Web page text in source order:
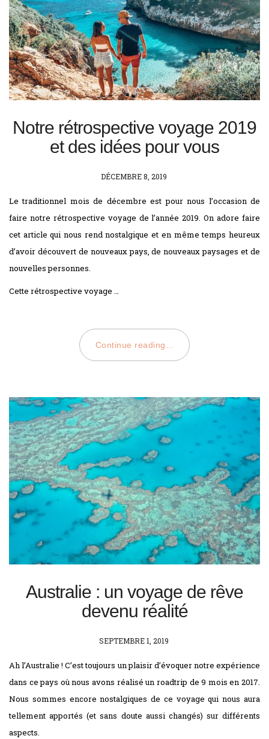
Notre rétrospective voyage 2019
et des idées pour vous
POSTED
DÉCEMBRE 8, 2019
Le traditionnel mois de décembre est pour nous l’occasion de
faire notre rétrospective voyage de l’année 2019. On adore faire
cet article qui nous rend nostalgique et en même temps heureux
d’avoir découvert de nouveaux pays, de nouveaux paysages et de
nouvelles personnes.
Cette rétrospective voyage …
Continue reading...
Australie : un voyage de rêve
devenu réalité
POSTED
SEPTEMBRE 1, 2019
Ah l’Australie ! C’est toujours un plaisir d’évoquer notre expérience
dans ce pays où nous avons réalisé un roadtrip de 9 mois en 2017.
Nous sommes encore nostalgiques de ce voyage qui nous aura
tellement apportés (et sans doute aussi changés) sur différents
aspects.